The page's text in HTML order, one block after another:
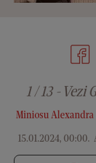
Miniosu Alexandra
15.01.2024, 00:00.
1 / 13 -